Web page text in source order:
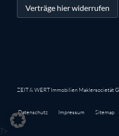
Verträge hier widerrufen
ZEIT & WERT Immobilien Maklersocietät
Datenschutz Impressum Sitemap
?>